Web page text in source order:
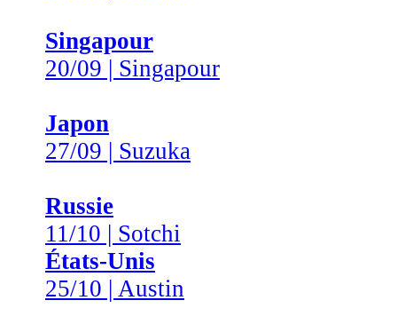
Singapour
20/09 | Singapour
Japon
27/09 | Suzuka
Russie
11/10 | Sotchi
États-Unis
25/10 | Austin